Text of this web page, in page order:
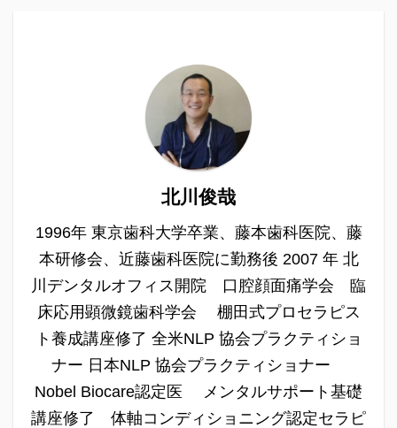
北川俊哉
1996年 東京歯科大学卒業、藤本歯科医院、藤
本研修会、近藤歯科医院に勤務後 2007 年 北
川デンタルオフィス開院 口腔顔面痛学会 臨
床応用顕微鏡歯科学会 棚田式プロセラピス
ト養成講座修了 全米NLP 協会プラクティショ
ナー 日本NLP 協会プラクティショナー
Nobel Biocare認定医 メンタルサポート基礎
講座修了 体軸コンディショニング認定セラピ